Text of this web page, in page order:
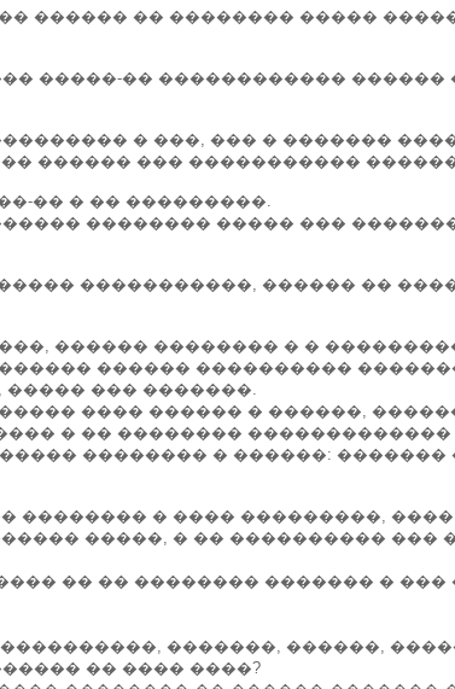
������ �� �������� �����
�����-�� ������������ ������
� ���, ��� � �������
������ ��� �����������
�� � �� ���������.
�������� ����� ���
�����������, ������ ��
������ �������� � �
������ ����������
��� �������.
���� ������ � ������,
� �� �������� �������������
�������� � ������: �������
�������� � ���� ���������,
�����, � �� ���������� ���
�� �� �������� ������� � ���
�������, ������,
�� ���� ����?